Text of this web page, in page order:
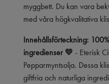
myggbett. Du kan vara
med våra högkvalitativa
Innehållsförteckning:
ingredienser 💛 - Eterisk
Pepparmyntsolja. Dessa
giftfria och naturliga